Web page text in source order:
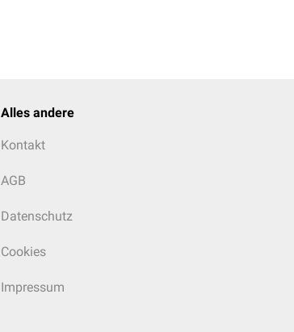
Alles andere
Kontakt
AGB
Datenschutz
Cookies
Impressum